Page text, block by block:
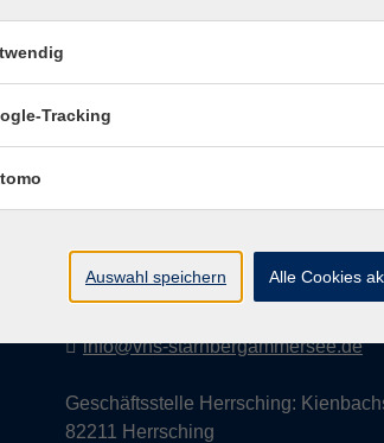
Kontakt
Geschäftsstelle Starnberg:
info@vhs-starnbergammersee.de
Geschäftsstelle Herrsching:
82211 Herrsching
Tracking
Auswahl speichern Alle Cookies